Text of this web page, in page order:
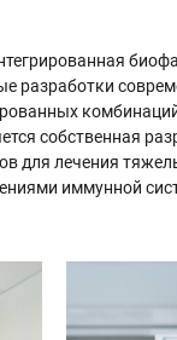
разработки
собственная
для лечения
иммунной